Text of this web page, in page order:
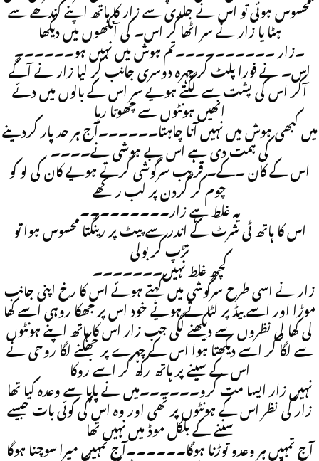
محسوس ہوئی تو اس نے جلدی سے زار کا ہاتھ اپنے کندھے سے
ہٹا یا زار نے سر اٹھا کر اس۔ کی آنکھوں میں دیکھا
۔زار ۔۔۔۔۔۔۔۔۔۔تم ہوش میں نہیں ہو۔۔۔۔۔۔
اس۔ نے فورا پلٹ کر چہرہ دوسری جانب کر لیا زار نے آگے
آکر اس کی پشت سے لگتے ہویے سر اس کے بالوں میں دئے
انھیں ہونٹوں سے چھوتا رہا
میں کبھی ہوش میں نہیں آنا چاہتا۔۔۔۔۔۔آج ہر حد پار کردینے
کی ہمت دی ہے اس بے ہوشی نے۔۔۔۔
اس کے کان ۔کے۔ قریب سرگوشی کرتے ہویے کان کی لو کو
چوم کر گردن پر لب رکھے
یہ غلط ہے زار۔۔۔۔۔۔۔۔۔
اس کا ہاتھ ٹی شرٹ کے اندر سے پیٹ پر رینگتا محسوس ہوا تو
تڑپ کر بولی
کچھ غلط نہیں۔۔۔۔۔۔۔
زار نے اسی طرح سرگوشی میں کہتے ہوئے اس کا رخ اپنی جانب
موڑا اور اسے بیڈ پر لٹا تے ہویے خود اس پر جھکا روہی اسے کھا
لی کھا لی نظروں سے دیکھنے لگی جب زار اس کا ہاتھ اپنے ہونٹوں
سے لگا کر اسے دیکھتا ہوا اس کے چہرے پر جھکنے لگا روحی نے
اس کے سینے پر ہاتھ رکھ کر اسے روکا
نہیں زار ایسا مت کرو۔۔۔۔۔۔میں نے پاپا سے وعدہ کیا تھا
زار کی نظر اس کے ہونٹوں پر تھی اور وہ اس کی کوئی بات جیسے
سننے کے بلکل موڈ میں نہیں تھا
آج تمہیں ہر وعدو توڑنا ہوگا۔۔۔۔۔۔آج تمہیں میرا سوچنا ہوگا